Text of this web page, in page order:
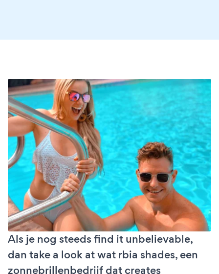
Als je nog steeds find it unbelievable,
dan take a look at wat rbia shades, een
zonnebrillenbedrijf dat creates